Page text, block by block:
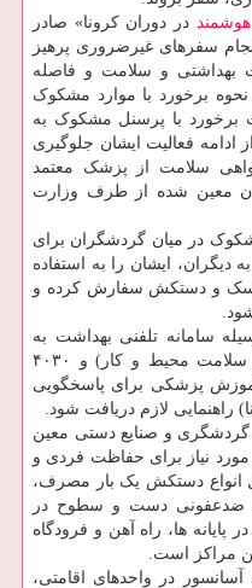
هوشمند در دوران کرونا» صادر
سفرهای غیرضروری پرهیز
بهداشتی و سلامت و فاصله
برخورد با موارد مشکوک
با پرسنل مشکوک به
ادامه فعالیت ایشان جلوگیری
سلامت از پزشک معتمد
معین شده از طرف وزارت
در میان گردشگران برای
دیگران، ایشان را به استفاده
و دستکش سفارش کرده و
سامانه تلفنی بهداشت به
شماره های ۱۹۰ (ستاد فوریت های سلامت محیط و کار) و ۴۰۳۰
پزشکی برای پاسخگویی
راهنمایی لازم دریافت شود.
گردشگری و صنایع دستی معین
مورد نیاز برای حفاظت فردی و
انواع دستکش یک بار مصرف،
ضدعفونی دست و سطوح در
پایانه ها، راه آهن و فرودگاه
مراکز است.
در واحدهای اقامتی،